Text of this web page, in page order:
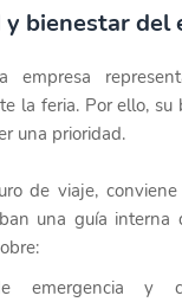
y bienestar del
la feria. Por ello, su
una prioridad.
de viaje,
una guía interna
emergencia y